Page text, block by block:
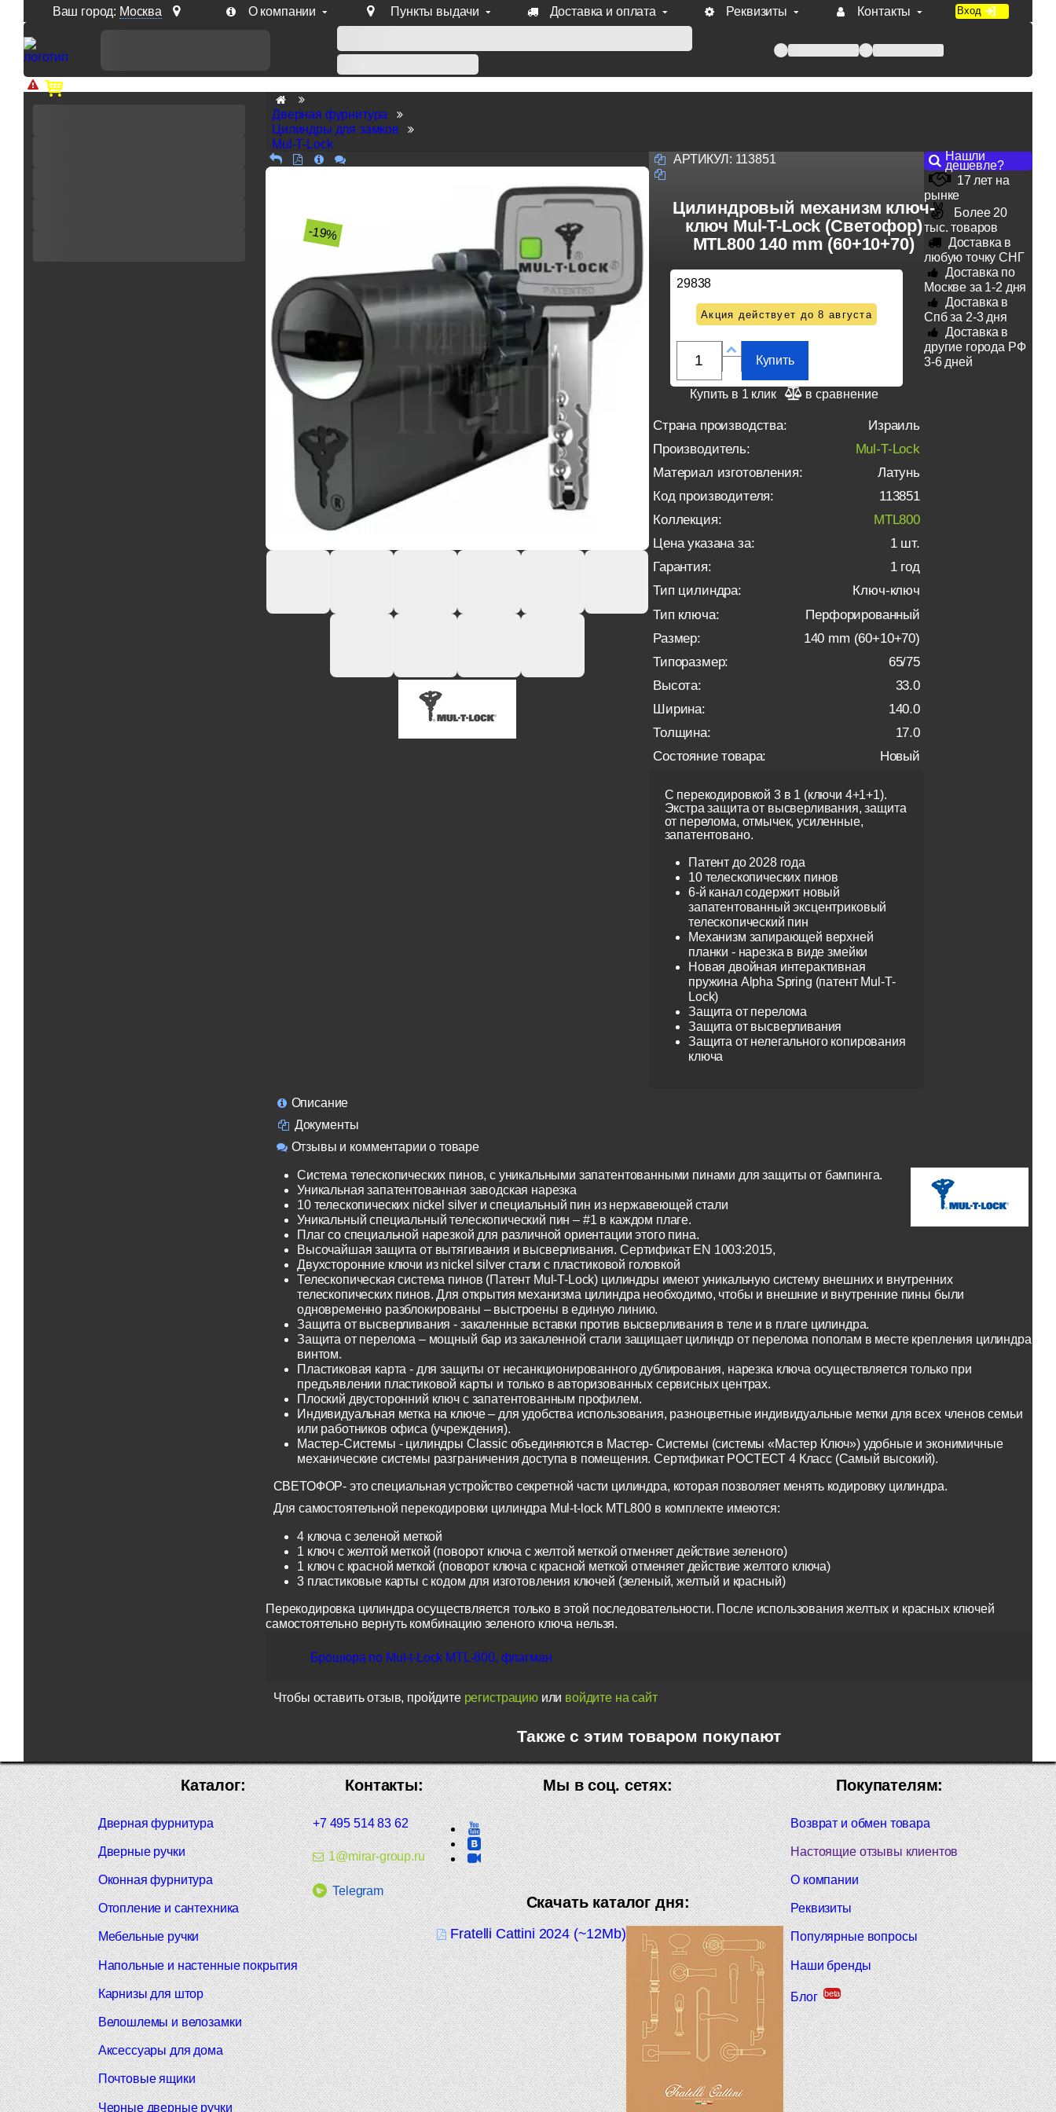
Ваш город: Москва О компании Пункты выдачи Доставка и оплата Реквизиты Контакты Вход
Доп. скидка от цен на сайте 7% при заказе от 50 тыс. руб продукции Venezia, Fratelli, Tupai, Extreza, Melodia, Forme при оплате по счету.
Дверная фурнитура
Цилиндры для замков
Mul-T-Lock
-19%
АРТИКУЛ: 113851
Цилиндровый механизм ключ-
ключ Mul-T-Lock (Светофор)
MTL800 140 mm (60+10+70)
29838
Акция действует до 8 августа
Купить
Купить в 1 клик в сравнение
Страна производства:
Израиль
Производитель:
Mul-T-Lock
Материал изготовления:
Латунь
Код производителя:
113851
Коллекция:
MTL800
Цена указана за:
1 шт.
Гарантия:
1 год
Тип цилиндра:
Ключ-ключ
Тип ключа:
Перфорированный
Размер:
140 mm (60+10+70)
Типоразмер:
65/75
Высота:
33.0
Ширина:
140.0
Толщина:
17.0
Состояние товара:
Новый
С перекодировкой 3 в 1 (ключи 4+1+1).
Экстра защита от высверливания, защита
от перелома, отмычек, усиленные,
запатентовано.
Патент до 2028 года
10 телескопических пинов
6-й канал содержит новый
запатентованный эксцентриковый
телескопический пин
Механизм запирающей верхней
планки - нарезка в виде змейки
Новая двойная интерактивная
пружина Alpha Spring (патент Mul-T-
Lock)
Защита от перелома
Защита от высверливания
Защита от нелегального копирования
ключа
Нашли
дешевле?
17 лет на
рынке
Более 20
тыс. товаров
Доставка в
любую точку СНГ
Доставка по
Москве за 1-2 дня
Доставка в
Спб за 2-3 дня
Доставка в
другие города РФ
3-6 дней
Описание
Документы
Отзывы и комментарии о товаре
Система телескопических пинов, с уникальными запатентованными пинами для защиты от бампинга.
Уникальная запатентованная заводская нарезка
10 телескопических nickel silver и специальный пин из нержавеющей стали
Уникальный специальный телескопический пин – #1 в каждом плаге.
Плаг со специальной нарезкой для различной ориентации этого пина.
Высочайшая защита от вытягивания и высверливания. Сертификат EN 1003:2015,
Двухсторонние ключи из nickel silver стали с пластиковой головкой
Телескопическая система пинов (Патент Mul-T-Lock) цилиндры имеют уникальную систему внешних и внутренних
телескопических пинов. Для открытия механизма цилиндра необходимо, чтобы и внешние и внутренние пины были
одновременно разблокированы – выстроены в единую линию.
Защита от высверливания - закаленные вставки против высверливания в теле и в плаге цилиндра.
Защита от перелома – мощный бар из закаленной стали защищает цилиндр от перелома пополам в месте крепления цилиндра
винтом.
Пластиковая карта - для защиты от несанкционированного дублирования, нарезка ключа осуществляется только при
предъявлении пластиковой карты и только в авторизованных сервисных центрах.
Плоский двусторонний ключ с запатентованным профилем.
Индивидуальная метка на ключе – для удобства использования, разноцветные индивидуальные метки для всех членов семьи
или работников офиса (учреждения).
Мастер-Системы - цилиндры Classic объединяются в Мастер- Системы (системы «Мастер Ключ») удобные и эконимичные
механические системы разграничения доступа в помещения. Сертификат РОСТЕСТ 4 Класс (Самый высокий).
СВЕТОФОР- это специальная устройство секретной части цилиндра, которая позволяет менять кодировку цилиндра.
Для самостоятельной перекодировки цилиндра Mul-t-lock MTL800 в комплекте имеются:
4 ключа с зеленой меткой
1 ключ с желтой меткой (поворот ключа с желтой меткой отменяет действие зеленого)
1 ключ с красной меткой (поворот ключа с красной меткой отменяет действие желтого ключа)
3 пластиковые карты с кодом для изготовления ключей (зеленый, желтый и красный)
Перекодировка цилиндра осуществляется только в этой последовательности. После использования желтых и красных ключей
самостоятельно вернуть комбинацию зеленого ключа нельзя.
Брошюра по Mul-t-Lock MTL-800, флагман
Чтобы оставить отзыв, пройдите регистрациюили войдите на сайт
Также с этим товаром покупают
Покупателям:
Возврат и обмен товара
Настоящие отзывы клиентов
О компании
Реквизиты
Популярные вопросы
Наши бренды
Блог beta
Мы в соц. сетях:
Скачать каталог дня:
Fratelli Cattini 2024 (~12Mb)
Контакты:
+7 495 514 83 62
1@mirar-group.ru
Telegram
Каталог:
Дверная фурнитура
Дверные ручки
Оконная фурнитура
Отопление и сантехника
Мебельные ручки
Напольные и настенные покрытия
Карнизы для штор
Велошлемы и велозамки
Аксессуары для дома
Почтовые ящики
Черные дверные ручки